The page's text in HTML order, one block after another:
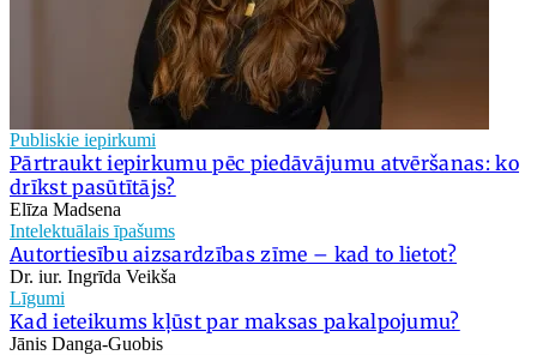
Publiskie iepirkumi
Pārtraukt iepirkumu pēc piedāvājumu atvēršanas: ko
drīkst pasūtītājs?
Elīza Madsena
Intelektuālais īpašums
Autortiesību aizsardzības zīme – kad to lietot?
Dr. iur. Ingrīda Veikša
Līgumi
Kad ieteikums kļūst par maksas pakalpojumu?
Jānis Danga-Guobis